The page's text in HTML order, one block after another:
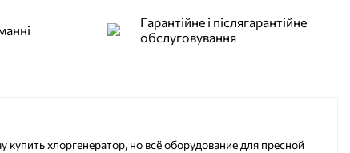
Гарантійне і післягарантійне
обслуговування
купить хлоргенератор, но всё оборудование для пресной